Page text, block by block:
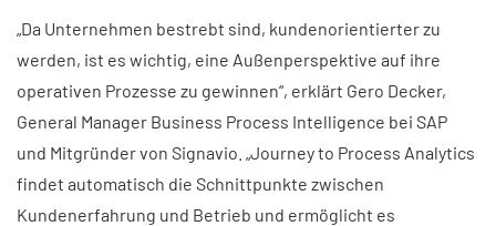
„Da Unternehmen bestrebt sind, kundenorientierter zu
werden, ist es wichtig, eine Außenperspektive auf ihre
operativen Prozesse zu gewinnen“, erklärt Gero Decker,
General Manager Business Process Intelligence bei SAP
und Mitgründer von Signavio. „Journey to Process Analytics
findet automatisch die Schnittpunkte zwischen
Kundenerfahrung und Betrieb und ermöglicht es